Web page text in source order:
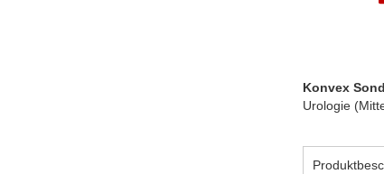
Zum
Anfang
springen
Konvex
Urologie